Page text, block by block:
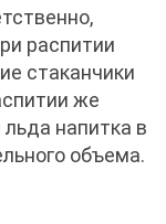
распитии
стаканчики
же
напитка в
объема.